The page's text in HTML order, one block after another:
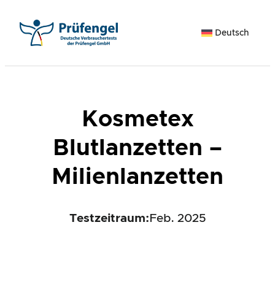
Inhalt
springen
Deutsch
Kosmetex
Blutlanzetten –
Milienlanzetten
Testzeitraum: Feb. 2025